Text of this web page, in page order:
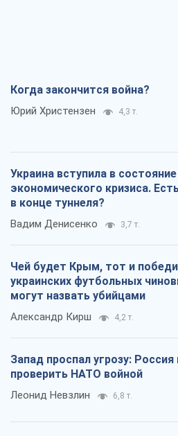
Когда закончится война?
Юрий Христензен 4,3 т.
Украина вступила в состояние
экономического кризиса.
в конце туннеля?
Вадим Денисенко 3,7 т.
Чей будет Крым, тот и
украинских футбольных
могут назвать убийцами
Александр Кирш 4,2 т.
Запад проспал угрозу:
проверить НАТО войной
Леонид Невзлин 6,8 т.